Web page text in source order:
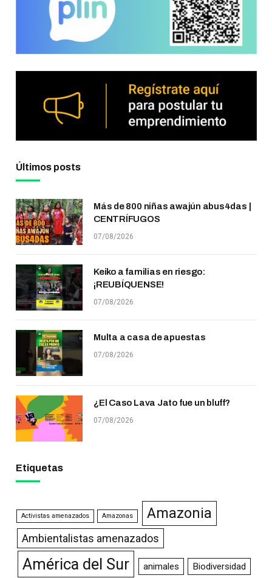
Últimos posts
Más de 800 niñas awajún abus4das |
CENTRÍFUGOS
07/08/2026
Keiko a familias en riesgo:
¡REUBÍQUENSE!
07/08/2026
Multa a casa de apuestas
07/08/2026
¿El Caso Lava Jato fue un bluff?
07/08/2026
Etiquetas
Activistas amenazados Amazonas Amazonia
Ambientalistas amenazados
América del Sur animales Biodiversidad